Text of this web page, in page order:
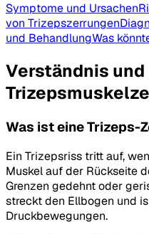
Symptome und Ursachen
von Trizepszerrungen
und BehandlungWas
Verständnis
Was ist eine Trizeps-
Ein Trizepsriss tritt auf,
Muskel auf der Rückseite
Grenzen gedehnt oder
streckt den Ellbogen und
Druckbewegungen.